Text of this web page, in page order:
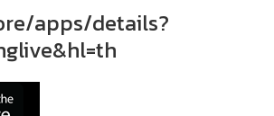
apps/details?